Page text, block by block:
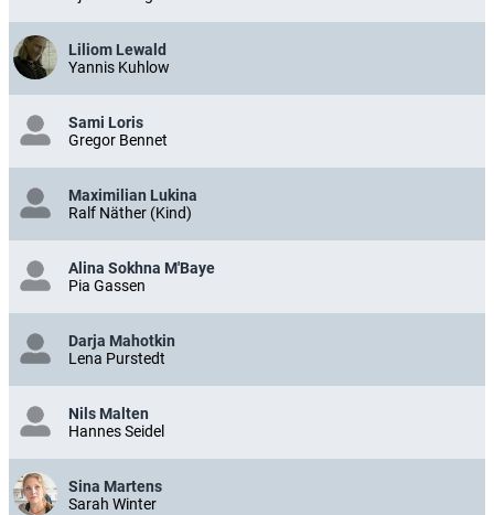
Liliom Lewald
Yannis Kuhlow
Sami Loris
Gregor Bennet
Maximilian Lukina
Ralf Näther (Kind)
Alina Sokhna M'Baye
Pia Gassen
Darja Mahotkin
Lena Purstedt
Nils Malten
Hannes Seidel
Sina Martens
Sarah Winter